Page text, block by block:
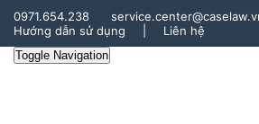
0971.654.238
Hướng dẫn sử dụng
Liên hệ
Toggle Navigation